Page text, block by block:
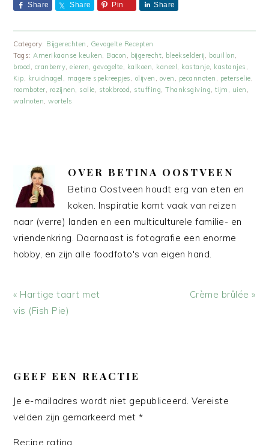
Share Share Pin Share
Category: Bijgerechten , Gevogelte Recepten
Tags:Amerikaanse keuken, Bacon , bijgerecht, bleekselderij, bouillon,
brood , cranberry,eieren,gevogelte, kalkoen, kaneel , kastanje, kastanjes ,
Kip, kruidnagel , magere spekreepjes , olijven , oven , pecannoten , peterselie,
roomboter, rozijnen, salie, stokbrood , stuffing,Thanksgiving,tijm , uien ,
walnoten,wortels
OVER BETINA OOSTVEEN
Betina Oostveen houdt erg van eten en
koken. Inspiratie komt vaak van reizen
naar (verre) landen en een multiculturele familie- en
vriendenkring. Daarnaast is fotografie een enorme
hobby, en zijn alle foodfoto's van eigen hand.
Vorig
bericht:
« Hartige taart met
vis (Fish Pie)
Volgend
Crème brûlée »
INTERACTIES
GEEF EEN REACTIE
Je e-mailadres wordt niet gepubliceerd. Vereiste
velden zijn gemarkeerd met*
Recipe rating